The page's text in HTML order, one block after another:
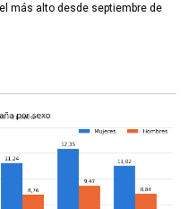
más alto desde septiembre de